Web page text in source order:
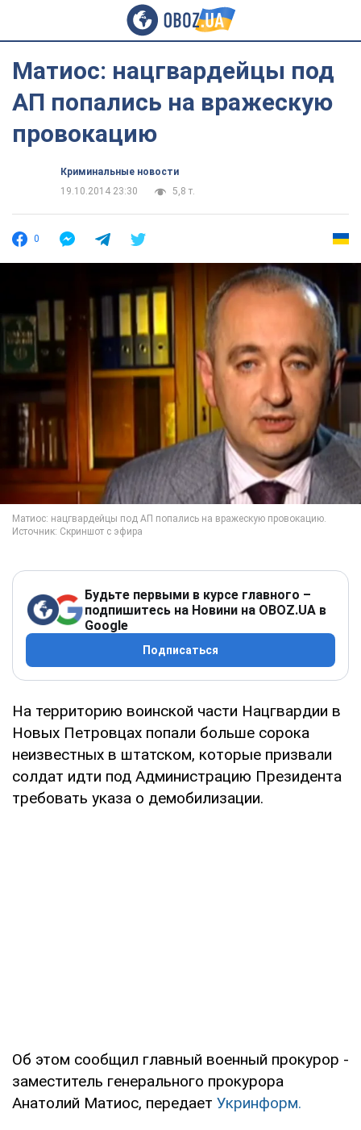
Матиос: нацгвардейцы под
АП попались на вражескую
провокацию
Криминальные новости
19.10.2014 23:30
5,8 т.
0
Будьте первыми в курсе главного –
подпишитесь на Новини на OBOZ.UA в
Google
Подписаться
На территорию воинской части Нацгвардии в
Новых Петровцах попали больше сорока
неизвестных в штатском, которые призвали
солдат идти под Администрацию Президента
требовать указа о демобилизации.
Об этом сообщил главный военный прокурор -
заместитель генерального прокурора
Анатолий Матиос, передает Укринформ.